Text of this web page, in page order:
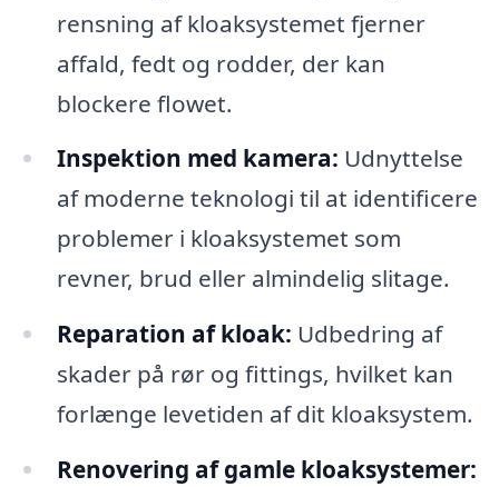
rensning af kloaksystemet fjerner
affald, fedt og rodder, der kan
blockere flowet.
Inspektion med kamera: Udnyttelse
af moderne teknologi til at identificere
problemer i kloaksystemet som
revner, brud eller almindelig slitage.
Reparation af kloak: Udbedring af
skader på rør og fittings, hvilket kan
forlænge levetiden af dit kloaksystem.
Renovering af gamle kloaksystemer: